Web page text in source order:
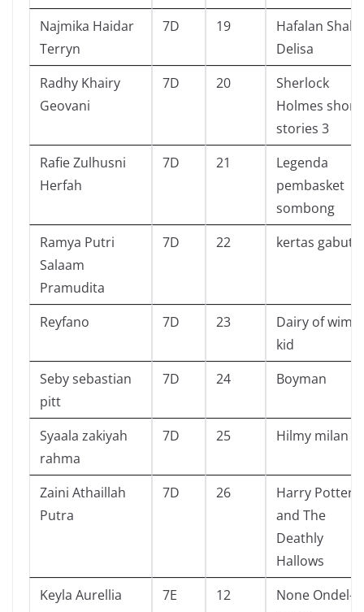
Najmika Haidar
Terryn
7D 19
Hafalan Shalat
Delisa
Radhy Khairy
Geovani
7D 20
Sherlock
Holmes short
stories 3
Rafie Zulhusni
Herfah
7D 21
Legenda
pembasket
sombong
Ramya Putri
Salaam
Pramudita
7D 22 kertas gabut
Reyfano 7D 23
Dairy of
kid
Seby sebastian
pitt
7D 24 Boyman
Syaala zakiyah
rahma
7D 25 Hilmy milan
Zaini Athaillah
Putra
7D 26
Harry Potter
and The
Deathly
Hallows
Keyla Aurellia
7E 12
None Ondel-